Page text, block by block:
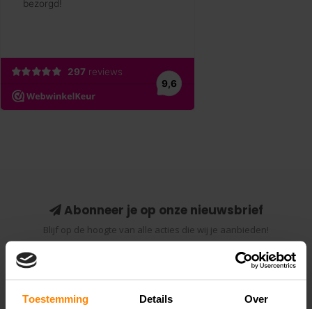
Toestemming Details Over
Abonneer je op onze nieuwsbrief
Blijf op de hoogte van alle acties die wij je aanbieden!
Abonneer